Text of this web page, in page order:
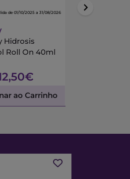
de 01/10/2025 a 31/08/2026
Hidrosis
Roll On 40ml
ao Carrinho